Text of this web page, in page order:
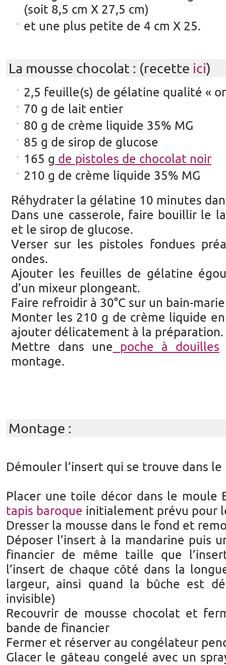
(soit 8,5 cm X 27,5 cm)
et une plus petite de 4 cm X 25.
La mousse chocolat : (recette ici)
2,5 feuille(s) de gélatine qualité «
70 g de lait entier
80 g de crème liquide 35% MG
85 g de sirop de glucose
165 g de pistoles de chocolat noir
210 g de crème liquide 35% MG
Réhydrater la gélatine 10 minutes
Dans une casserole, faire bouillir le
et le sirop de glucose.
Verser sur les pistoles fondues
ondes.
Ajouter les feuilles de gélatine
d’un mixeur plongeant.
Faire refroidir à 30°C sur un bain-
Monter les 210 g de crème liquide
ajouter délicatement à la préparation.
Mettre dans une poche à douilles
montage.
Montage :
Démouler l’insert qui se trouve dans le
Placer une toile décor dans le moule
tapis baroque initialement prévu pour
Dresser la mousse dans le fond et
Déposer l’insert à la mandarine puis
financier de même taille que
l’insert de chaque côté dans la
largeur, ainsi quand la bûche est
invisible)
Recouvrir de mousse chocolat et
bande de financier
Fermer et réserver au congélateur
Glacer le gâteau congelé avec un